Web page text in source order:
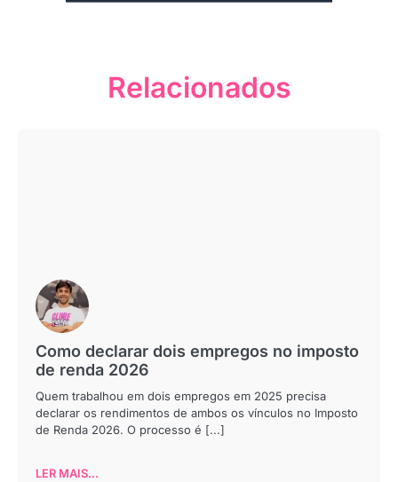
Relacionados
Como declarar dois empregos no imposto
de renda 2026
Quem trabalhou em dois empregos em 2025 precisa
declarar os rendimentos de ambos os vínculos no Imposto
de Renda 2026. O processo é [...]
LER MAIS...